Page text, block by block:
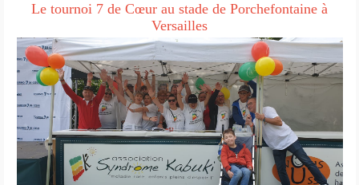
Le tournoi 7 de Cœur au stade de Porchefontaine à
Versailles